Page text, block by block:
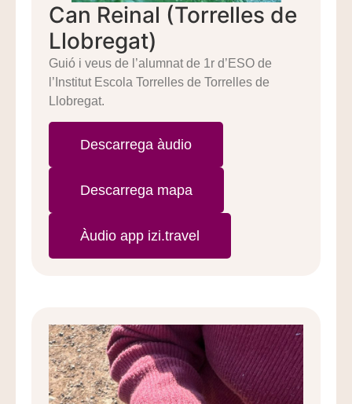
Can Reinal (Torrelles de
Llobregat)
Guió i veus de l’alumnat de 1r d’ESO de
l’Institut Escola Torrelles de Torrelles de
Llobregat.
Descarrega àudio
Descarrega mapa
Àudio app izi.travel